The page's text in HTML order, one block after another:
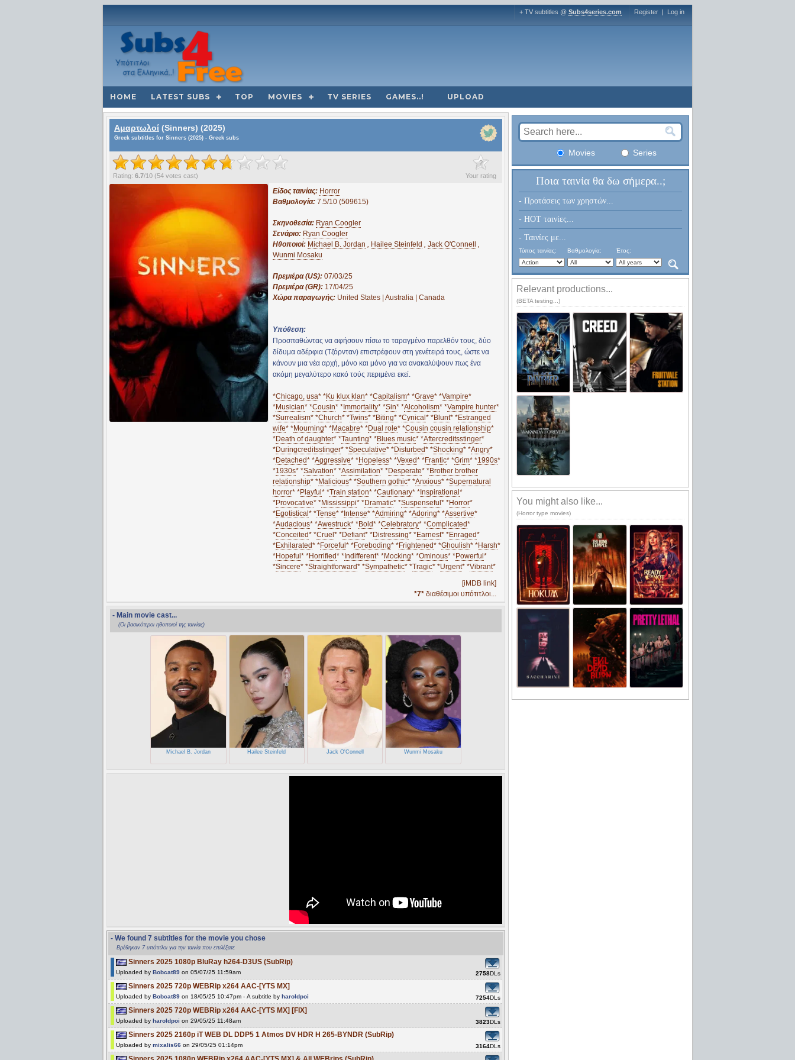
+ TV subtitles @ Subs4series.com Register | Log in
HOME LATEST SUBS TOP MOVIES TV SERIES GAMES..! UPLOAD
Αμαρτωλοί (Sinners) (2025)
Greek subtitles for Sinners (2025) - Greek subs
?
Your rating
Rating: 6.7/10 (54 votes cast)
Είδος ταινίας: Horror
Βαθμολογία: 7.5/10 (509615)
Σκηνοθεσία: Ryan Coogler
Σενάριο: Ryan Coogler
Ηθοποιοί: Michael B. Jordan , Hailee Steinfeld , Jack O'Connell
,
Wunmi Mosaku
Πρεμιέρα (US): 07/03/25
Πρεμιέρα (GR): 17/04/25
Χώρα παραγωγής: United States | Australia | Canada
Υπόθεση:
Προσπαθώντας να αφήσουν πίσω το ταραγμένο παρελθόν τους, δύο
δίδυμα αδέρφια (Τζόρνταν) επιστρέφουν στη γενέτειρά τους, ώστε να
κάνουν μια νέα αρχή, μόνο και μόνο για να ανακαλύψουν πως ένα
ακόμη μεγαλύτερο κακό τούς περιμένει εκεί.
*Chicago, usa* *Ku klux klan* *Capitalism* *Grave* *Vampire*
*Musician* *Cousin* * Immortality* *Sin* *Alcoholism* *Vampire hunter*
*Surrealism* *Church* *Twins* *Biting* *Cynical * *Blunt* *Estranged
wife* *Mourning* *Macabre* *Dual role* *Cousin cousin relationship*
*Death of daughter* *Taunting* *Blues music* *Aftercreditsstinger*
*Duringcreditsstinger* *Speculative* *Disturbed* *Shocking* *Angry*
*Detached* *Aggressive* *Hopeless* *Vexed* *Frantic* *Grim* *1990s*
*1930s* *Salvation* *Assimilation* *Desperate* *Brother brother
relationship* *Malicious* *Southern gothic* *Anxious* *Supernatural
horror* *Playful * *Train station* *Cautionary* * Inspirational *
*Provocative* *Mississippi* *Dramatic* *Suspenseful * *Horror*
*Egotistical * *Tense* * Intense* *Admiring* *Adoring* *Assertive*
*Audacious* *Awestruck* *Bold* *Celebratory* *Complicated*
*Conceited* *Cruel * *Defiant* *Distressing* *Earnest* *Enraged*
*Exhilarated* *Forceful * *Foreboding* *Frightened* *Ghoulish* *Harsh*
*Hopeful * *Horrified* * Indifferent* *Mocking* *Ominous* *Powerful *
*Sincere* *Straightforward* *Sympathetic* *Tragic* *Urgent* *Vibrant*
[iMDB link]
*7* διαθέσιμοι υπότιτλοι...
- Main movie cast...
(Οι βασικότεροι ηθοποιοί της ταινίας)
Michael B. Jordan Hailee Steinfeld Jack O'Connell Wunmi Mosaku
- We found 7 subtitles for the movie you chose
Βρέθηκαν 7 υπότιτλοι για την ταινία που επιλέξατε
Sinners 2025 1080p BluRay h264-D3US (SubRip)
Uploaded by Bobcat89 on 05/07/25 11:59am 2758DLs
Sinners 2025 720p WEBRip x264 AAC-[YTS MX]
Uploaded by Bobcat89 on 18/05/25 10:47pm - A subtitle by haroldpoi 7254DLs
Sinners 2025 720p WEBRip x264 AAC-[YTS MX] [FIX]
Uploaded by haroldpoi on 29/05/25 11:48am 3823DLs
Sinners 2025 2160p iT WEB DL DDP5 1 Atmos DV HDR H 265-BYNDR (SubRip)
Uploaded by mixalis66 on 29/05/25 01:14pm 3164DLs
Movies Series
Ποια ταινία θα δω σήμερα..;
- Προτάσεις των χρηστών...
- HOT ταινίες...
- Ταινίες με...
Τύπος ταινίας: Βαθμολογία: Έτος:
Relevant productions...
(BETA testing...)
You might also like...
(Horror type movies)